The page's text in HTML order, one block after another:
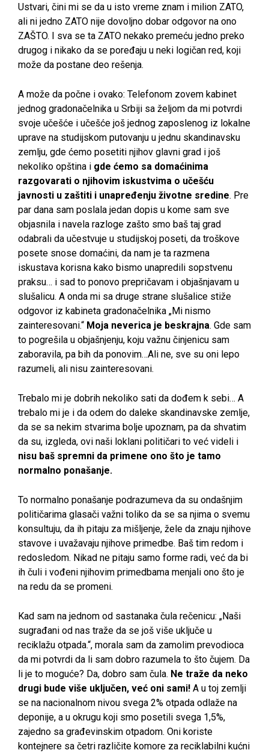
Ustvari, čini mi se da u isto vreme znam i milion ZATO,
ali ni jedno ZATO nije dovoljno dobar odgovor na ono
ZAŠTO. I sva se ta ZATO nekako premeću jedno preko
drugog i nikako da se poređaju u neki logičan red, koji
može da postane deo rešenja.
A može da počne i ovako: Telefonom zovem kabinet
jednog gradonačelnika u Srbiji sa željom da mi potvrdi
svoje učešće i učešće još jednog zaposlenog iz lokalne
uprave na studijskom putovanju u jednu skandinavsku
zemlju, gde ćemo posetiti njihov glavni grad i još
nekoliko opština i gde ćemo sa domaćinima
razgovarati o njihovim iskustvima o učešću
javnosti u zaštiti i unapređenju životne sredine. Pre
par dana sam poslala jedan dopis u kome sam sve
objasnila i navela razloge zašto smo baš taj grad
odabrali da učestvuje u studijskoj poseti, da troškove
posete snose domaćini, da nam je ta razmena
iskustava korisna kako bismo unapredili sopstvenu
praksu… i sad to ponovo prepričavam i objašnjavam u
slušalicu. A onda mi sa druge strane slušalice stiže
odgovor iz kabineta gradonačelnika „Mi nismo
zainteresovani.“ Moja neverica je beskrajna. Gde sam
to pogrešila u objašnjenju, koju važnu činjenicu sam
zaboravila, pa bih da ponovim…Ali ne, sve su oni lepo
razumeli, ali nisu zainteresovani.
Trebalo mi je dobrih nekoliko sati da dođem k sebi… A
trebalo mi je i da odem do daleke skandinavske zemlje,
da se sa nekim stvarima bolje upoznam, pa da shvatim
da su, izgleda, ovi naši loklani političari to već videli i
nisu baš spremni da primene ono što je tamo
normalno ponašanje.
To normalno ponašanje podrazumeva da su ondašnjim
političarima glasači važni toliko da se sa njima o svemu
konsultuju, da ih pitaju za mišljenje, žele da znaju njihove
stavove i uvažavaju njihove primedbe. Baš tim redom i
redosledom. Nikad ne pitaju samo forme radi, već da bi
ih čuli i vođeni njihovim primedbama menjali ono što je
na redu da se promeni.
Kad sam na jednom od sastanaka čula rečenicu: „Naši
sugrađani od nas traže da se još više uključe u
reciklažu otpada.“, morala sam da zamolim prevodioca
da mi potvrdi da li sam dobro razumela to što čujem. Da
li je to moguće? Da, dobro sam čula. Ne traže da neko
drugi bude više uključen, već oni sami! A u toj zemlji
se na nacionalnom nivou svega 2% otpada odlaže na
deponije, a u okrugu koji smo posetili svega 1,5%,
zajedno sa građevinskim otpadom. Oni koriste
kontejnere sa četri različite komore za reciklabilni kućni